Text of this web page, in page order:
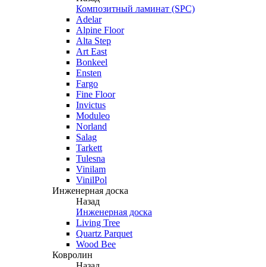
Композитный ламинат (SPC)
Adelar
Alpine Floor
Alta Step
Art East
Bonkeel
Ensten
Fargo
Fine Floor
Invictus
Moduleo
Norland
Salag
Tarkett
Tulesna
Vinilam
VinilPol
Инженерная доска
Назад
Инженерная доска
Living Tree
Quartz Parquet
Wood Bee
Ковролин